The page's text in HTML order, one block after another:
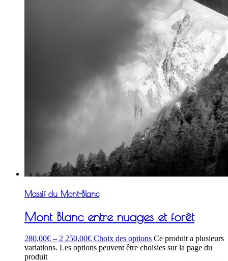
Massif du Mont-Blanc
Mont Blanc entre nuages et forêt
280,00€ – 2 250,00€ Choix des options Ce produit a plusieurs
variations. Les options peuvent être choisies sur la page du
produit